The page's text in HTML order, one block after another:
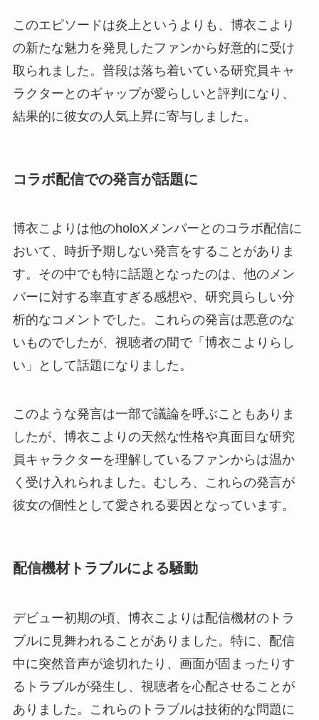
このエピソードは炎上というよりも、博衣こより
の新たな魅力を発見したファンから好意的に受け
取られました。普段は落ち着いている研究員キャ
ラクターとのギャップが愛らしいと評判になり、
結果的に彼女の人気上昇に寄与しました。
コラボ配信での発言が話題に
博衣こよりは他のholoXメンバーとのコラボ配信に
おいて、時折予期しない発言をすることがありま
す。その中でも特に話題となったのは、他のメン
バーに対する率直すぎる感想や、研究員らしい分
析的なコメントでした。これらの発言は悪意のな
いものでしたが、視聴者の間で「博衣こよりらし
い」として話題になりました。
このような発言は一部で議論を呼ぶこともありま
したが、博衣こよりの天然な性格や真面目な研究
員キャラクターを理解しているファンからは温か
く受け入れられました。むしろ、これらの発言が
彼女の個性として愛される要因となっています。
配信機材トラブルによる騒動
デビュー初期の頃、博衣こよりは配信機材のトラ
ブルに見舞われることがありました。特に、配信
中に突然音声が途切れたり、画面が固まったりす
るトラブルが発生し、視聴者を心配させることが
ありました。これらのトラブルは技術的な問題に